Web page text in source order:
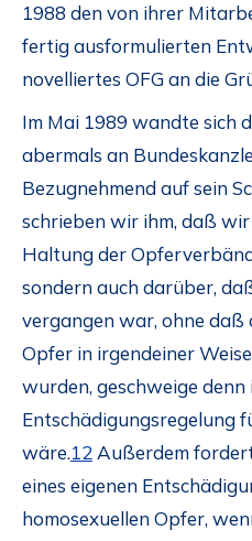
1988 den von ihrer
fertig ausformulierten
novelliertes OFG an die
Im Mai 1989 wandte sich
abermals an
Bezugnehmend auf sein
schrieben wir ihm, daß
Haltung der
sondern auch darüber,
vergangen war, ohne daß
Opfer in irgendeiner
wurden, geschweige
Entschädigungsregelung
wäre.12 Außerdem
eines eigenen
homosexuellen Opfer,